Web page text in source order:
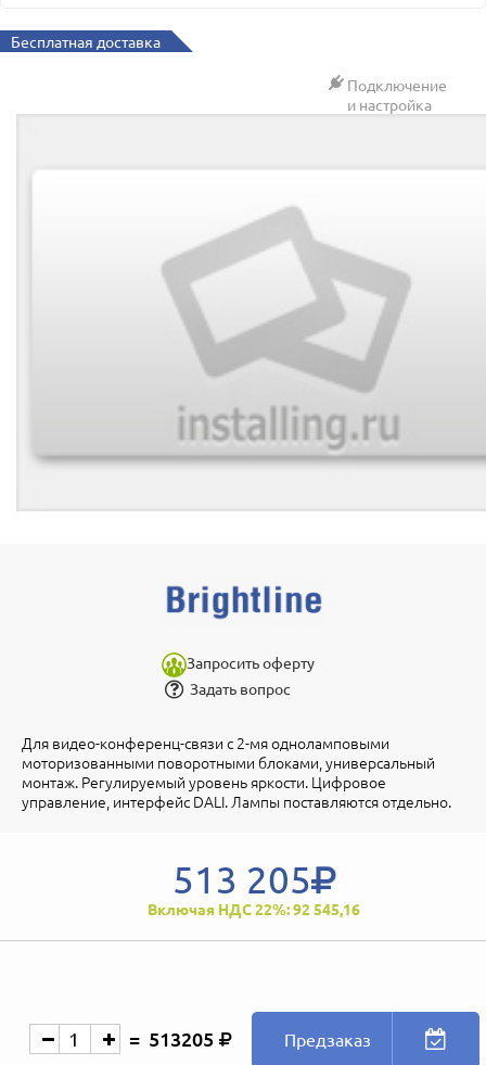
Бесплатная доставка
Подключение
и настройка
Запросить оферту
Задать вопрос
Для видео-конференц-связи с 2-мя одноламповыми
моторизованными поворотными блоками, универсальный
монтаж. Регулируемый уровень яркости. Цифровое
управление, интерфейс DALI. Лампы поставляются отдельно.
513 205
Включая НДС 22%: 92 545,16
513205 Предзаказ